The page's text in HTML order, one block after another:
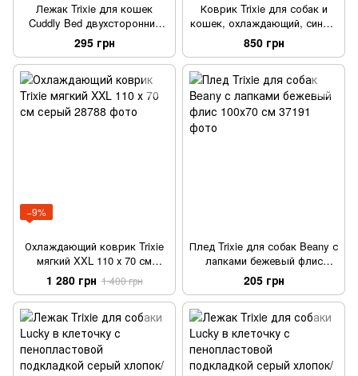
Лежак Trixie для кошек
Cuddly Bed двухсторонний
белый/красный 47х38 см
295 грн
Коврик Trixie для собак и
кошек, охлаждающий, синий,
нейлон XL–XXL 100 х 60 см
850 грн
−9%
Охлаждающий коврик Trixie
мягкий XXL 110 х 70 см
серый
1 280 грн 1 400 грн
Плед Trixie для собак Beany с
лапками бежевый флис
100х70 см
205 грн